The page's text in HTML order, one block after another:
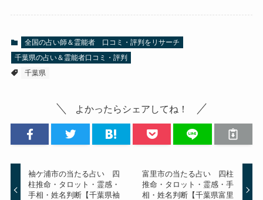
全国の占い師＆霊能者 口コミ・評判をリサーチ
千葉県の占い＆霊能者口コミ・評判
千葉県
よかったらシェアしてね！
袖ケ浦市の当たる占い 四
柱推命・タロット・霊感・
手相・姓名判断【千葉県袖
富里市の当たる占い 四柱
推命・タロット・霊感・手
相・姓名判断【千葉県富里